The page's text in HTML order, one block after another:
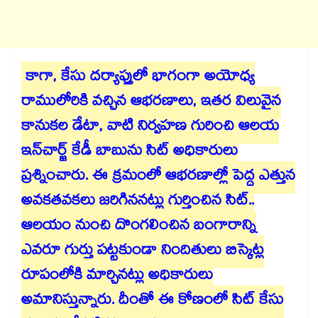
కాగా, కేసు దర్యాప్తులో భాగంగా అయోధ్య
రాములోరికి వచ్చిన ఆభరణాలు, ఇతర విలువైన
కానుకల డేటా, వాటి నిర్వహణ గురించి ఆలయ
ఇన్‌చార్జ్ కేడీ బాబును సిట్ అధికారులు
ప్రశ్నించారు. ఈ క్రమంలో ఆభరణాల్లో పెద్ద ఎత్తున
అవకతవకలు జరిగిననట్లు గుర్తించిన సిట్..
ఆలయం నుంచి దొంగలించిన బంగారాన్ని
ఎవరూ గుర్తు పట్టకుండా నిందితులు బిస్కెట్ల
రూపంలోకి మార్చినట్లు అధికారులు
అమానిస్తున్నారు. దీంతో ఈ కోణంలో సిట్ కేసు